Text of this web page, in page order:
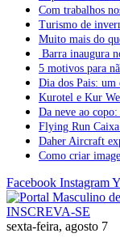
Com trabalhos
Turismo de
Muito mais do
Barra inaugura
5 motivos para
Dia dos Pais:
Kurotel e Kur
Da neve ao
Flying Run Caixa
Daher Aircraft
Como criar
Facebook Instagram
INSCREVA-SE
sexta-feira, agosto 7